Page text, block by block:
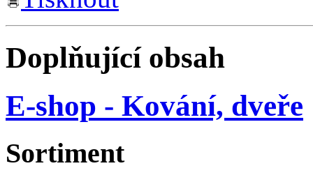
Doplňující obsah
E-shop - Kování, dveře
Sortiment